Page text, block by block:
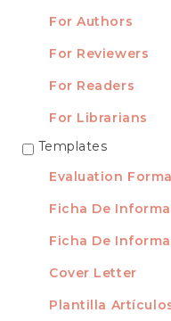
For Authors
For Reviewers
For Readers
For Librarians
TEMPLATES
Templates
Evaluation
Ficha De
Ficha De
Cover Letter
Plantilla